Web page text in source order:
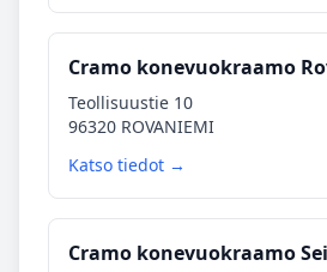
Cramo konevuokraamo
Teollisuustie 10
96320 ROVANIEMI
Katso tiedot →
Cramo konevuokraamo